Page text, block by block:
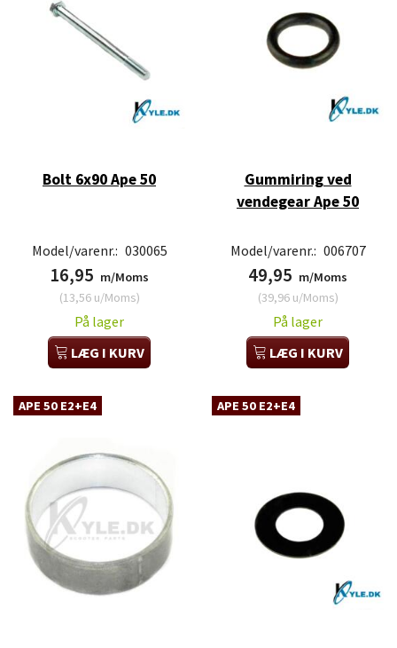
Bolt 6x90 Ape 50
Model/varenr.: 030065
16,95 m/Moms
(13,56u/Moms)
På lager
LÆG I KURV
Gummiring ved
vendegear Ape 50
Model/varenr.: 006707
49,95 m/Moms
(39,96u/Moms)
På lager
LÆG I KURV
APE 50 E2+E4 APE 50 E2+E4